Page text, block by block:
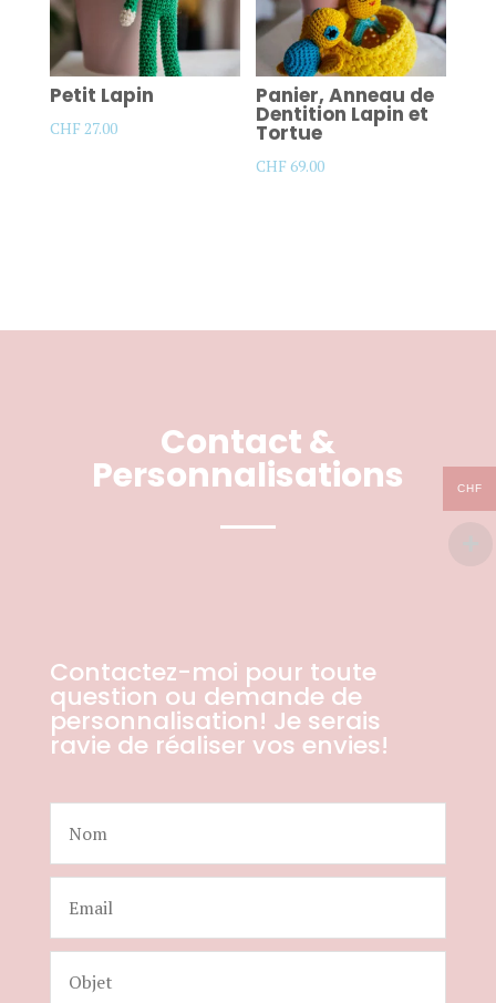
Petit Lapin
CHF27.00
Panier, Anneau de
Dentition Lapin et
Tortue
CHF69.00
Contact &
Personnalisations
Contactez-moi pour toute
question ou demande de
personnalisation! Je serais
ravie de réaliser vos envies!
CHF